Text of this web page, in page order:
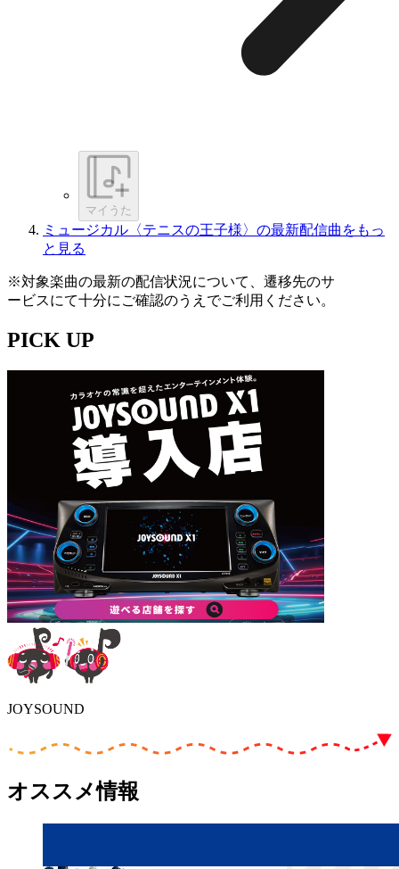
マイうた
ミュージカル〈テニスの王子様〉の最新配信曲をもっ
と見る
※対象楽曲の最新の配信状況について、遷移先のサ
ービスにて十分にご確認のうえでご利用ください。
PICK UP
JOYSOUND
オススメ情報